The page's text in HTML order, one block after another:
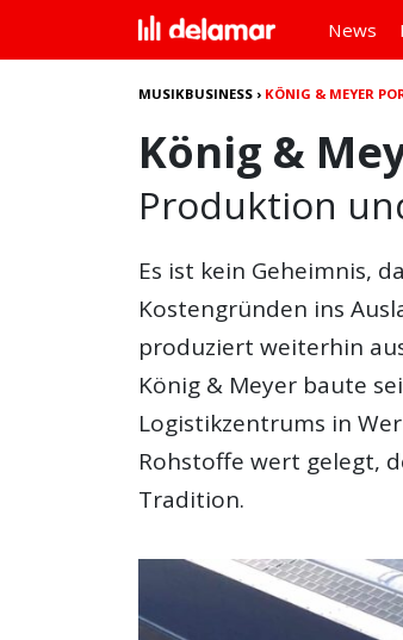
News
MUSIKBUSINESS › KÖNIG & MEYER
König &
Produktion
Es ist kein Geheimnis,
Kostengründen ins
produziert weiterhin
König & Meyer baute
Logistikzentrums in
Rohstoffe wert gelegt,
Tradition.